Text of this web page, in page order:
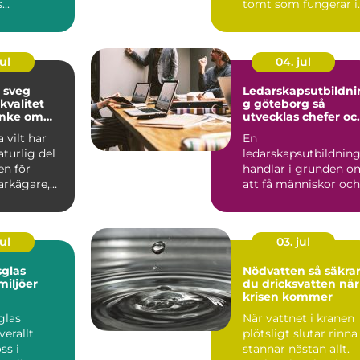
tomt som fungerar i
tomt som snabb...
om
vilt har
del
för
04. jul
g göteborg så
utvecklas chefer
En
ledarskapsutbildning
handlar i grunden
att få människor och
fungera bättre till...
i
03. jul
Nödvatten så säkrar
du dricksvatten när
krisen kommer
När vattnet i kranen
plötsligt slutar rinna
stannar nästan allt.